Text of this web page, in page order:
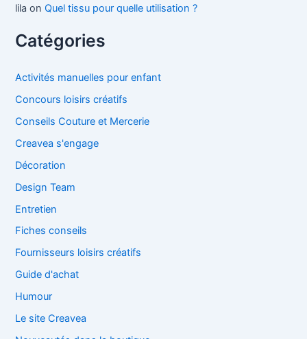
lila on Quel tissu pour quelle utilisation ?
Catégories
Activités manuelles pour enfant
Concours loisirs créatifs
Conseils Couture et Mercerie
Creavea s'engage
Décoration
Design Team
Entretien
Fiches conseils
Fournisseurs loisirs créatifs
Guide d'achat
Humour
Le site Creavea